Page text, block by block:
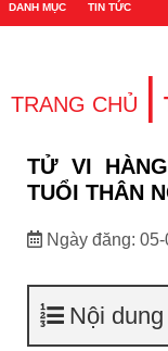
DANH MỤC TIN TỨC
TRANG CHỦ |
TỬ VI
TUỔI THÂN
Ngày đăng:
Nội dung